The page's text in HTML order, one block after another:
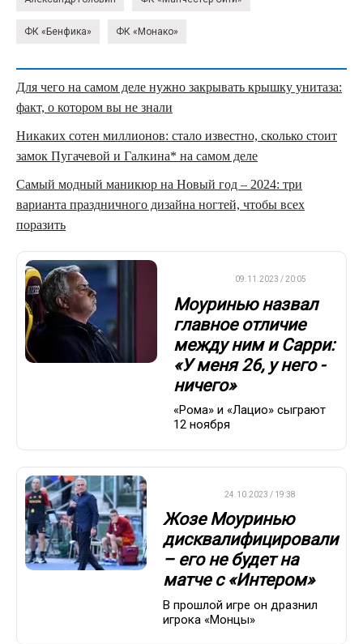
ФК «Бенфика» ФК «Монако»
Для чего на самом деле нужно закрывать крышку унитаза:
факт, о котором вы не знали
Никаких сотен миллионов: стало известно, сколько стоит
замок Пугачевой и Галкина* на самом деле
Самый модный маникюр на Новый год – 2024: три
варианта праздничного дизайна ногтей, чтобы всех
поразить
09.11.2023 / 20:05
Моуринью назвал
главное отличие
между ним и Сарри:
«У меня 26, у него -
ничего»
«Рома» и «Лацио» сыграют
12 ноября
24.10.2023 / 19:38
Жозе Моуринью
дисквалифицировали
– его не будет на
матче с «Интером»
В прошлой игре он дразнил
игрока «Монцы»